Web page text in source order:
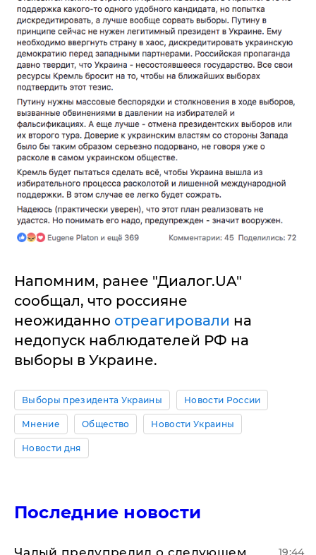
Напомним, ранее "Диалог.UA"
сообщал, что россияне
неожиданно отреагировали на
недопуск наблюдателей РФ на
выборы в Украине.
Выборы президента Украины Новости России
Мнение Общество Новости Украины
Новости дня
Последние новости